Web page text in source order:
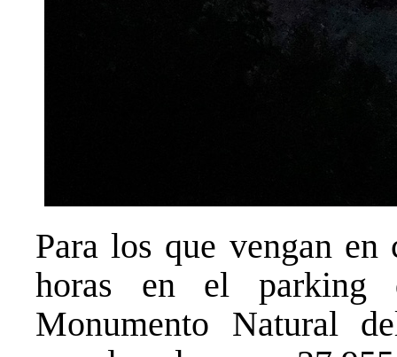
Para los que vengan en
horas en el parking
Monumento Natural